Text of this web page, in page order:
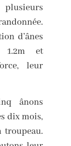
d’ânes
1.2m et
leur
ânons
dix mois,
troupeau.